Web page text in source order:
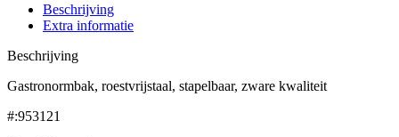
Beschrijving
Extra informatie
Beschrijving
Gastronormbak, roestvrijstaal, stapelbaar, zware kwaliteit
#:953121